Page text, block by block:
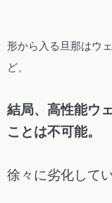
形から入る旦那はウ
ど、
結局、高性能ウ
ことは不可能。
徐々に劣化して